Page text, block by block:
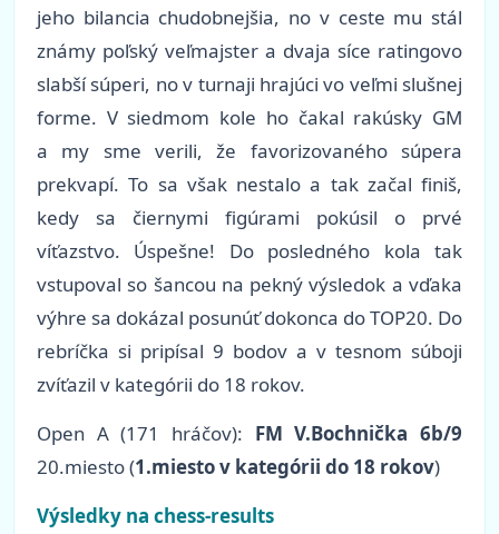
jeho bilancia chudobnejšia, no v ceste mu stál
známy poľský veľmajster a dvaja síce ratingovo
slabší súperi, no v turnaji hrajúci vo veľmi slušnej
forme. V siedmom kole ho čakal rakúsky GM
a my sme verili, že favorizovaného súpera
prekvapí. To sa však nestalo a tak začal finiš,
kedy sa čiernymi figúrami pokúsil o prvé
víťazstvo. Úspešne! Do posledného kola tak
vstupoval so šancou na pekný výsledok a vďaka
výhre sa dokázal posunúť dokonca do TOP20. Do
rebríčka si pripísal 9 bodov a v tesnom súboji
zvíťazil v kategórii do 18 rokov.
Open A (171 hráčov): FM V.Bochnička 6b/9
20.miesto(1.miesto v kategórii do 18 rokov)
Výsledky na chess-results